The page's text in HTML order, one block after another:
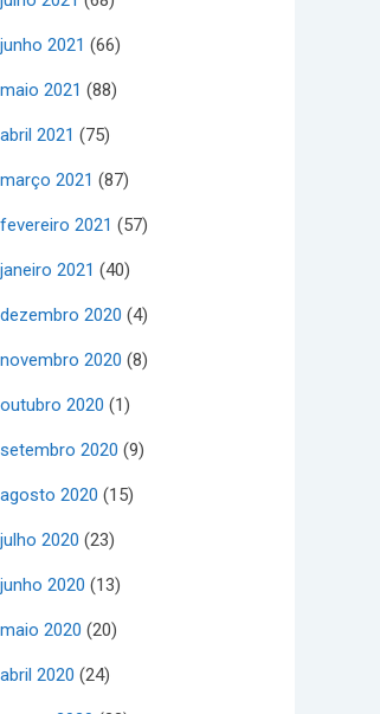
junho 2021 (66)
maio 2021 (88)
abril 2021 (75)
março 2021 (87)
fevereiro 2021 (57)
janeiro 2021 (40)
dezembro 2020 (4)
novembro 2020 (8)
outubro 2020 (1)
setembro 2020 (9)
agosto 2020 (15)
julho 2020 (23)
junho 2020 (13)
maio 2020 (20)
abril 2020 (24)